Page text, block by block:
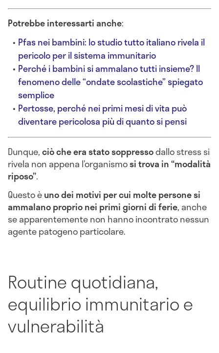
Potrebbe interessarti anche:
Pfas nei bambini: lo studio tutto italiano rivela il
pericolo per il sistema immunitario
Perché i bambini si ammalano tutti insieme? Il
fenomeno delle “ondate scolastiche” spiegato
semplice
Pertosse, perché nei primi mesi di vita può
diventare pericolosa più di quanto si pensi
Dunque,ciò che era stato soppressodallo stress si
rivela non appena l’organismosi trova in “modalità
riposo”.
Questo èuno dei motivi per cui molte persone si
ammalano proprio nei primi giorni di ferie, anche
se apparentemente non hanno incontrato nessun
agente patogeno particolare.
Routine quotidiana,
equilibrio immunitario e
vulnerabilità